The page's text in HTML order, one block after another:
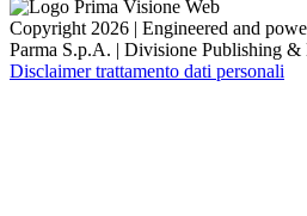
Copyright 2026 | Engineered and
Parma S.p.A. | Divisione Publishing
Disclaimer trattamento dati personali